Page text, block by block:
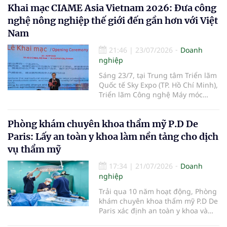
Anh hùng Lao động, Tổng Giám
đốc Vinamilk - được trao tặng Huân
chương Độc lập hạng Ba vì những
công tác, góp phần vào sự nghiệp
xây dựng chủ nghĩa xã hội và bảo
vệ Tổ quốc.
đặt trước tại Việt Nam với giá từ
31,99 triệu đồng.
Khai mạc CIAME Asia Vietnam 2026: Đưa công
nghệ nông nghiệp thế giới đến gần hơn với Việt
Nam
21:46 | 23/07/2026
Doanh
nghiệp
Sáng 23/7, tại Trung tâm Triển lãm
Quốc tế Sky Expo (TP. Hồ Chí Minh),
Triển lãm Công nghệ Máy móc
chính thức khai mạc, mở đầu cho
chuỗi hoạt động kết nối công
nghệ, xúc tiến thương mại và hợp
hóa nông nghiệp giữa Việt Nam
với các quốc gia trong khu vực và
trên thế giới.
Phòng khám chuyên khoa thẩm mỹ P.D De
Paris: Lấy an toàn y khoa làm nền tảng cho dịch
vụ thẩm mỹ
17:34 | 21/07/2026
Doanh
nghiệp
Trải qua 10 năm hoạt động, Phòng
khám chuyên khoa thẩm mỹ P.D De
Paris xác định an toàn y khoa và